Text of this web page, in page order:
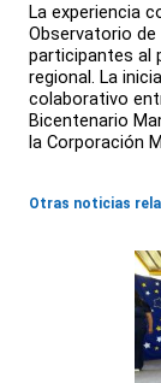
La experiencia
Observatorio de
participantes al
regional. La
colaborativo
Bicentenario
la Corporación
Otras noticias